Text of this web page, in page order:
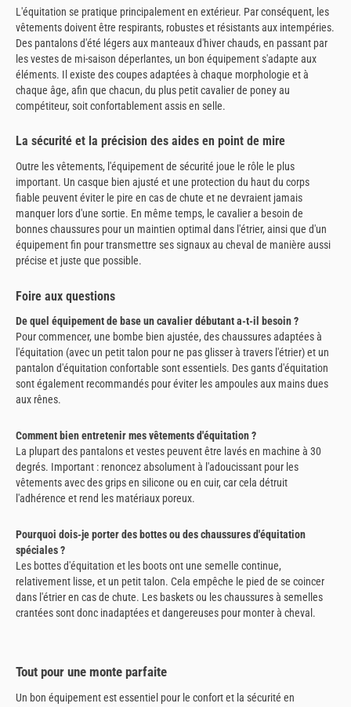
L'équitation se pratique principalement en extérieur. Par conséquent, les
vêtements doivent être respirants, robustes et résistants aux intempéries.
Des pantalons d'été légers aux manteaux d'hiver chauds, en passant par
les vestes de mi-saison déperlantes, un bon équipement s'adapte aux
éléments. Il existe des coupes adaptées à chaque morphologie et à
chaque âge, afin que chacun, du plus petit cavalier de poney au
compétiteur, soit confortablement assis en selle.
La sécurité et la précision des aides en point de mire
Outre les vêtements, l'équipement de sécurité joue le rôle le plus
important. Un casque bien ajusté et une protection du haut du corps
fiable peuvent éviter le pire en cas de chute et ne devraient jamais
manquer lors d'une sortie. En même temps, le cavalier a besoin de
bonnes chaussures pour un maintien optimal dans l'étrier, ainsi que d'un
équipement fin pour transmettre ses signaux au cheval de manière aussi
précise et juste que possible.
Foire aux questions
De quel équipement de base un cavalier débutant a-t-il besoin ?
Pour commencer, une bombe bien ajustée, des chaussures adaptées à
l'équitation (avec un petit talon pour ne pas glisser à travers l'étrier) et un
pantalon d'équitation confortable sont essentiels. Des gants d'équitation
sont également recommandés pour éviter les ampoules aux mains dues
aux rênes.
Comment bien entretenir mes vêtements d'équitation ?
La plupart des pantalons et vestes peuvent être lavés en machine à 30
degrés. Important : renoncez absolument à l'adoucissant pour les
vêtements avec des grips en silicone ou en cuir, car cela détruit
l'adhérence et rend les matériaux poreux.
Pourquoi dois-je porter des bottes ou des chaussures d'équitation
spéciales ?
Les bottes d'équitation et les boots ont une semelle continue,
relativement lisse, et un petit talon. Cela empêche le pied de se coincer
dans l'étrier en cas de chute. Les baskets ou les chaussures à semelles
crantées sont donc inadaptées et dangereuses pour monter à cheval.
Tout pour une monte parfaite
Un bon équipement est essentiel pour le confort et la sécurité en